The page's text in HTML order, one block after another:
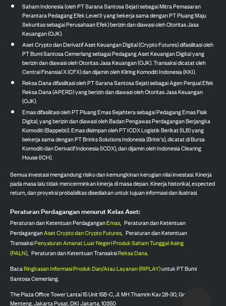
Saham Indonesia (oleh PT Sarana Santosa Sejati sebagai Mitra Pemasaran
Perantara Pedagang Efek Level II yang bekerja sama dengan PT Pluang Maju
Sekuritas sebagai Perusahaan Efek) berizin dan diawasi oleh Otoritas Jasa
Keuangan (OJK).
Aset Crypto dan Derivatif Aset Keuangan Digital (Crypto Futures) difasilitasi oleh
PT Bumi Santosa Cemerlang sebagai Pedagang Aset Keuangan Digital yang
berizin dan diawasi oleh Otoritas Jasa Keuangan (OJK). Transaksi dicatat oleh
Central Finansial X (CFX) dan dijamin oleh Kliring Komoditi Indonesia (KKI).
Reksa Dana difasilitasi oleh PT Sarana Santosa Sejati sebagai Agen Penjual Efek
Reksa Dana (APERD) yang berizin dan diawasi oleh Otoritas Jasa Keuangan
(OJK).
Emas difasilitasi oleh PT Pluang Emas Sejahtera sebagai Pedagang Emas Fisik
Digital, yang berizin dan diawasi oleh Badan Pengawas Perdagangan Berjangka
Komoditi (Bappebti). Emas disimpan oleh PT ICDX Logistik Berikat (ILB) yang
bekerja sama dengan PT Brinks Solutions Indonesia (Brink's), dicatat di Bursa
Komoditi dan Derivatif Indonesia (ICDX), dan dijamin oleh Indonesia Clearing
House (ICH).
Semua investasi mengandung risiko dan kemungkinan kerugian nilai investasi. Kinerja
pada masa lalu tidak mencerminkan kinerja di masa depan. Kinerja historikal, expected
return, dan proyeksi probabilitas disediakan untuk tujuan informasi dan ilustrasi.
Peraturan Perdagangan menurut Kelas Aset:
Peraturan dan Ketentuan PerdaganganEmas, Peraturan dan Ketentuan
PerdaganganAset Crypto dan Crypto Futures, Peraturan dan Ketentuan
TransaksiPenyaluran Amanat Luar Negeri Produk Saham Tunggal Asing
(PALN), Peraturan dan Ketentuan TransaksiReksa Dana.
BacaRingkasan Informasi Produk Dan/Atau Layanan (RIPLAY)untuk PT Bumi
Santosa Cemerlang.
The Plaza Office Tower Lantai 15 Unit 15B-C, Jl. MH Thamrin Kav 28-30, Gondangdia,
Menteng, Jakarta Pusat, DKI Jakarta, 10350